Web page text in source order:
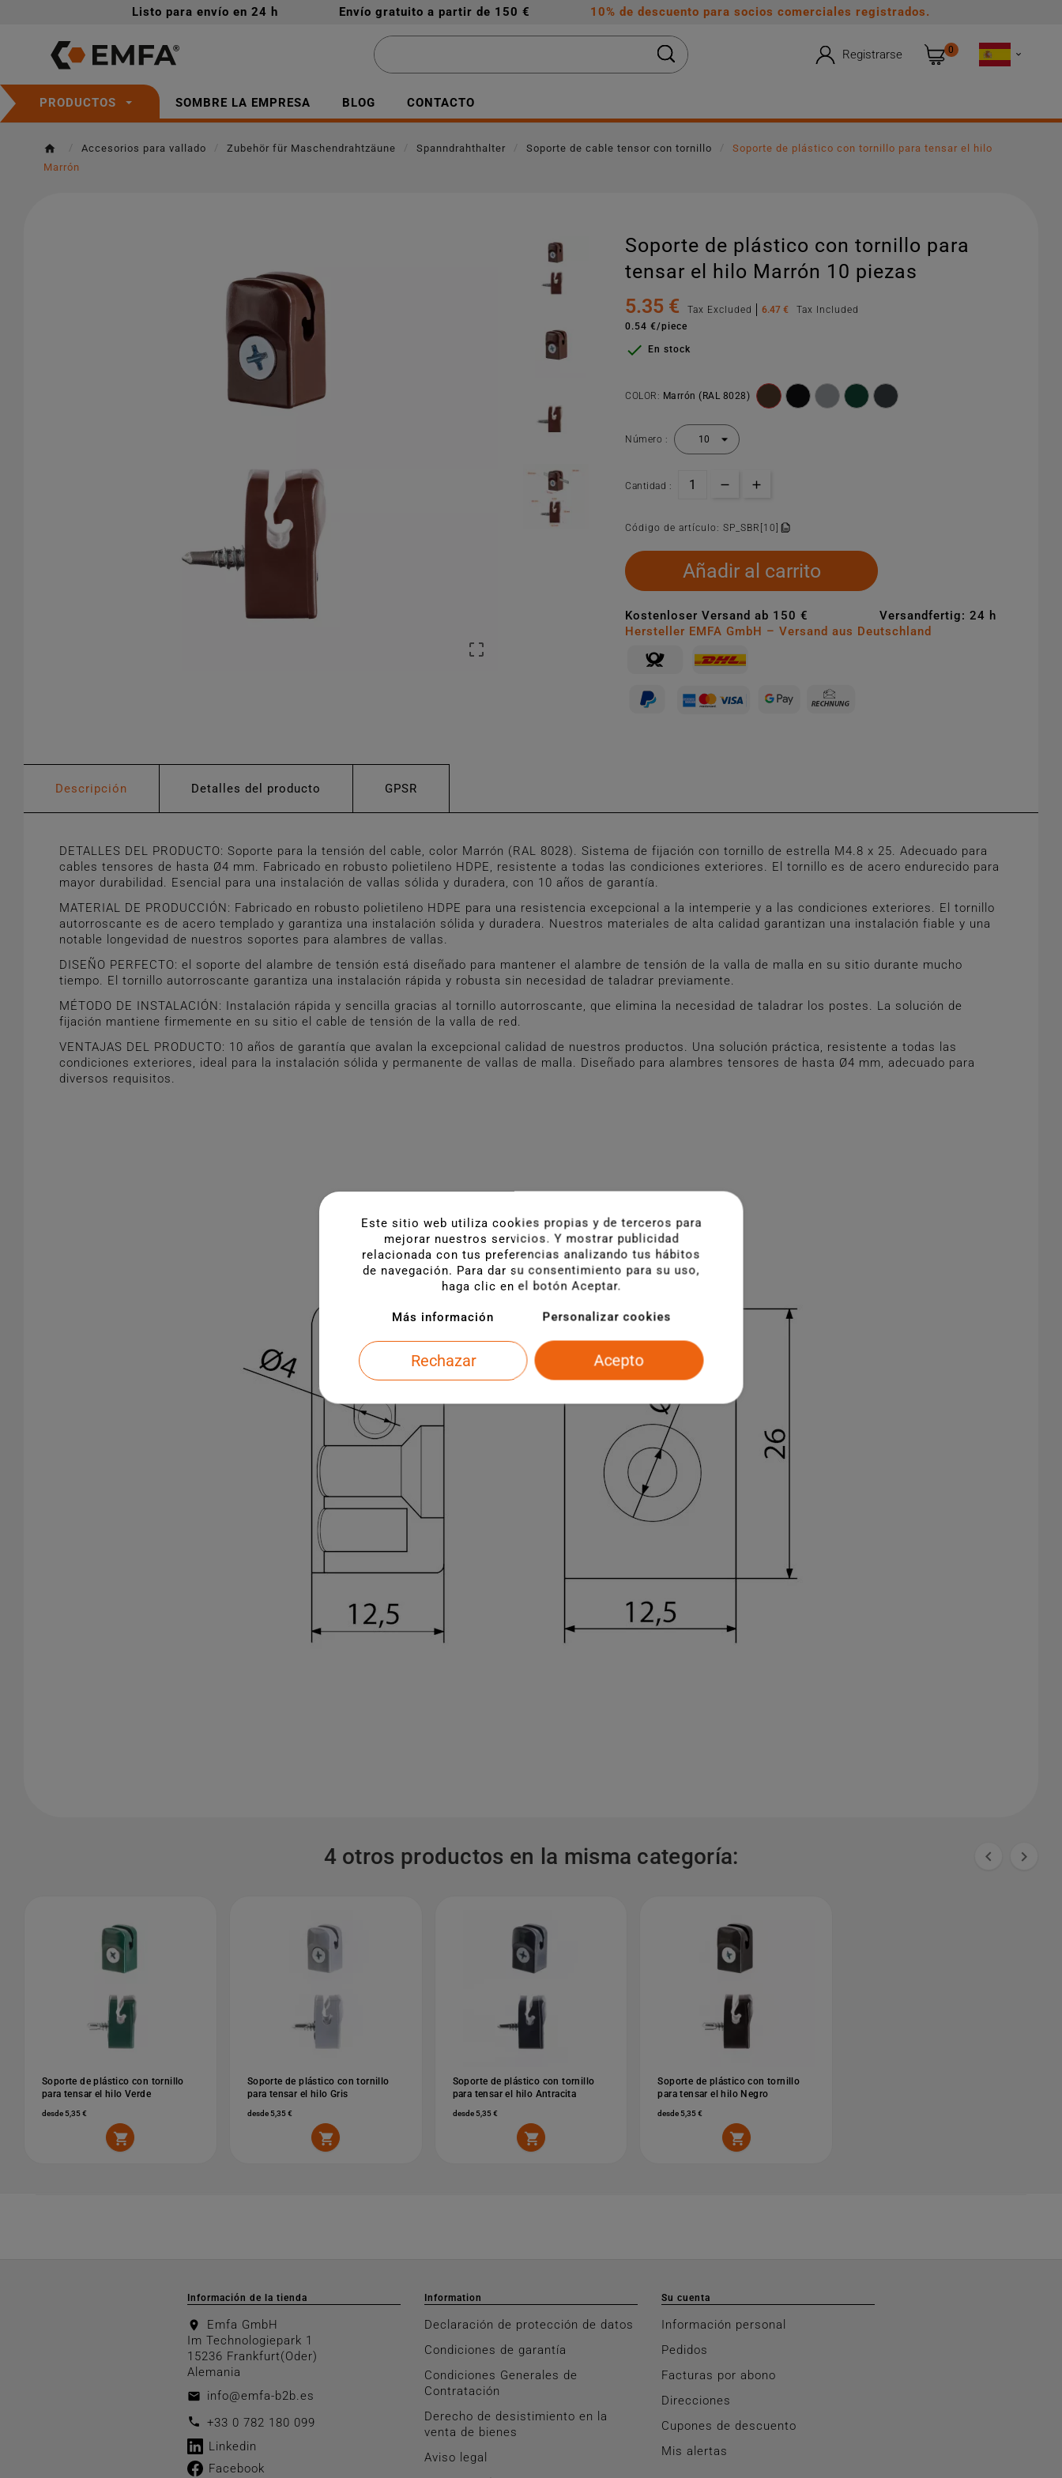
Listo para envío en 24 h Envío gratuito a partir de 150 € 10% de descuento para socios comerciales registrados.
Registrarse 0 
PRODUCTOS SOMBRE LA EMPRESA BLOG CONTACTO
Accesorios para vallado Zubehör für Maschendrahtzäune Spanndrahthalter Soporte de cable tensor con tornillo
Soporte de plástico con tornillo para tensar el hilo
Marrón

Soporte de plástico con tornillo para
tensar el hilo Marrón 10 piezas
5.35 €
Tax Excluded 6.47 €
Tax Included
0.54 €/piece
 En stock
COLOR: Marrón (RAL 8028)
Número :
Cantidad :
Código de artículo:SP_SBR[10]
Añadir al carrito
Kostenloser Versand ab 150 €
Versandfertig: 24 h
Hersteller EMFA GmbH – Versand aus Deutschland
Descripción Detalles del producto GPSR
DETALLES DEL PRODUCTO: Soporte para la tensión del cable, color Marrón (RAL 8028). Sistema de fijación con tornillo de estrella M4.8 x 25. Adecuado para
cables tensores de hasta Ø4 mm. Fabricado en robusto polietileno HDPE, resistente a todas las condiciones exteriores. El tornillo es de acero endurecido para
mayor durabilidad. Esencial para una instalación de vallas sólida y duradera, con 10 años de garantía.
MATERIAL DE PRODUCCIÓN: Fabricado en robusto polietileno HDPE para una resistencia excepcional a la intemperie y a las condiciones exteriores. El tornillo
autorroscante es de acero templado y garantiza una instalación sólida y duradera. Nuestros materiales de alta calidad garantizan una instalación fiable y una
notable longevidad de nuestros soportes para alambres de vallas.
DISEÑO PERFECTO: el soporte del alambre de tensión está diseñado para mantener el alambre de tensión de la valla de malla en su sitio durante mucho
tiempo. El tornillo autorroscante garantiza una instalación rápida y robusta sin necesidad de taladrar previamente.
MÉTODO DE INSTALACIÓN: Instalación rápida y sencilla gracias al tornillo autorroscante, que elimina la necesidad de taladrar los postes. La solución de
fijación mantiene firmemente en su sitio el cable de tensión de la valla de red.
VENTAJAS DEL PRODUCTO: 10 años de garantía que avalan la excepcional calidad de nuestros productos. Una solución práctica, resistente a todas las
condiciones exteriores, ideal para la instalación sólida y permanente de vallas de malla. Diseñado para alambres tensores de hasta Ø4 mm, adecuado para
diversos requisitos.
4 otros productos en la misma categoría:  
Soporte de plástico con tornillo
para tensar el hilo Verde
desde 5,35 €

Soporte de plástico con tornillo
para tensar el hilo Gris
desde 5,35 €

Soporte de plástico con tornillo
para tensar el hilo Antracita
desde 5,35 €

Soporte de plástico con tornillo
para tensar el hilo Negro
desde 5,35 €

Este sitio web utiliza cookies propias y de terceros para
mejorar nuestros servicios. Y mostrar publicidad
relacionada con tus preferencias analizando tus hábitos
de navegación. Para dar su consentimiento para su uso,
haga clic en el botón Aceptar.
Más información Personalizar cookies
Rechazar Acepto
Información de la tienda
location_on
Emfa GmbH
Im Technologiepark 1
15236 Frankfurt(Oder)
Alemania
email info@emfa-b2b.es
call +33 0 782 180 099
Linkedin
Facebook
Information
Declaración de protección de datos
Condiciones de garantía
Condiciones Generales de
Contratación
Derecho de desistimiento en la
venta de bienes
Aviso legal
Su cuenta
Información personal
Pedidos
Facturas por abono
Direcciones
Cupones de descuento
Mis alertas